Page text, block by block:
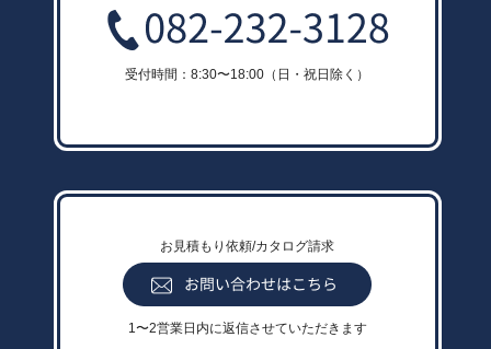
受付時間：8:30〜18:00（日・祝日除く）
お見積もり依頼/カタログ請求
1〜2営業日内に返信させていただきます